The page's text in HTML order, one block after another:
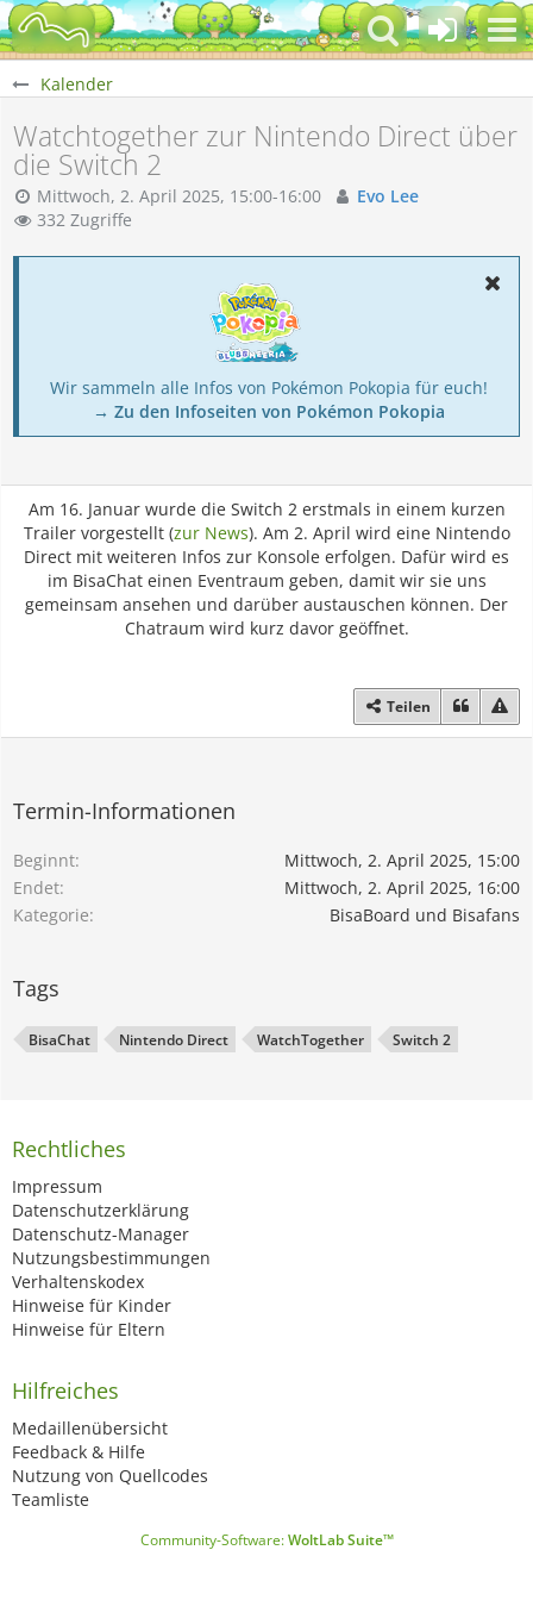
Kalender
Watchtogether zur Nintendo Direct über
die Switch 2
Mittwoch, 2. April 2025, 15:00-16:00
Evo Lee
332 Zugriffe
Wir sammeln alle Infos von Pokémon Pokopia für euch!
→ Zu den Infoseiten von Pokémon Pokopia
Am 16. Januar wurde die Switch 2 erstmals in einem kurzen
Trailer vorgestellt (zur News). Am 2. April wird eine Nintendo
Direct mit weiteren Infos zur Konsole erfolgen. Dafür wird es
im BisaChat einen Eventraum geben, damit wir sie uns
gemeinsam ansehen und darüber austauschen können. Der
Chatraum wird kurz davor geöffnet.
Teilen
Termin-Informationen
Beginnt
Mittwoch, 2. April 2025, 15:00
Endet
Mittwoch, 2. April 2025, 16:00
Kategorie
BisaBoard und Bisafans
Tags
BisaChat Nintendo Direct WatchTogether Switch 2
Rechtliches
Impressum
Datenschutzerklärung
Datenschutz-Manager
Nutzungsbestimmungen
Verhaltenskodex
Hinweise für Kinder
Hinweise für Eltern
Hilfreiches
Medaillenübersicht
Feedback & Hilfe
Nutzung von Quellcodes
Teamliste
Community-Software:WoltLab Suite™